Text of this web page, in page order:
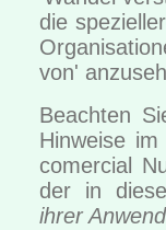
die
von'
Beachten
Hinweise
comercial
der in
ihrer